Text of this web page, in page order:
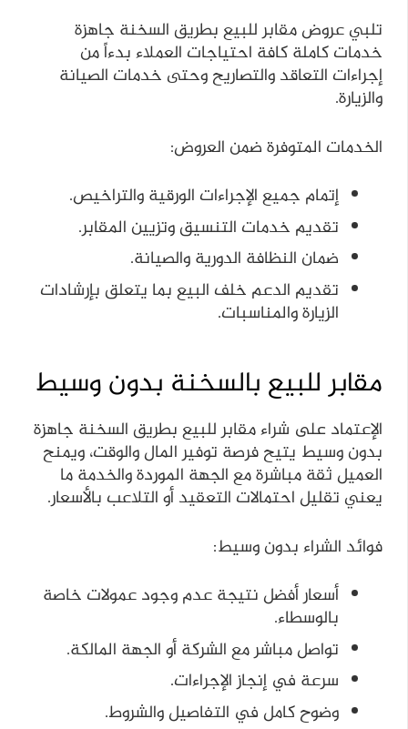
تلبي عروض مقابر للبيع بطريق السخنة جاهزة
خدمات كاملة كافة احتياجات العملاء بدءاً من
إجراءات التعاقد والتصاريح وحتى خدمات الصيانة
والزيارة.
الخدمات المتوفرة ضمن العروض:
إتمام جميع الإجراءات الورقية والتراخيص.
تقديم خدمات التنسيق وتزيين المقابر.
ضمان النظافة الدورية والصيانة.
تقديم الدعم خلف البيع بما يتعلق بإرشادات
الزيارة والمناسبات.
مقابر للبيع بالسخنة بدون وسيط
الإعتماد على شراء مقابر للبيع بطريق السخنة جاهزة
بدون وسيط يتيح فرصة توفير المال والوقت، ويمنح
العميل ثقة مباشرة مع الجهة الموردة والخدمة ما
يعني تقليل احتمالات التعقيد أو التلاعب بالأسعار.
فوائد الشراء بدون وسيط:
أسعار أفضل نتيجة عدم وجود عمولات خاصة
بالوسطاء.
تواصل مباشر مع الشركة أو الجهة المالكة.
سرعة في إنجاز الإجراءات.
وضوح كامل في التفاصيل والشروط.